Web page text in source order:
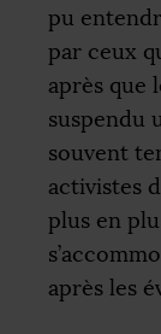
pu
par ceux
après que
suspendu
souvent
activistes
plus en
après les